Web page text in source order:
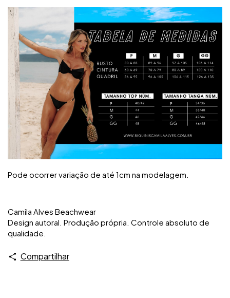
Pode ocorrer variação de até 1cm na modelagem.
Camila Alves Beachwear
Design autoral. Produção própria. Controle absoluto de
qualidade.
Compartilhar